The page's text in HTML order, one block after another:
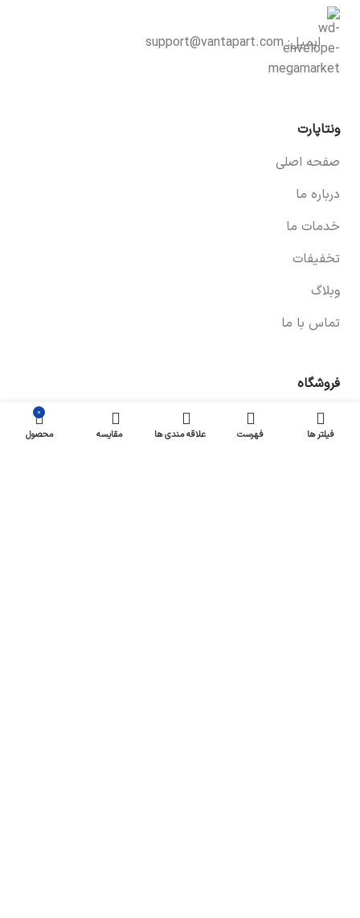
ایمیل:support@vantapart.com
ونتاپارت
صفحه اصلی
درباره ما
خدمات ما
تخفیفات
وبلاگ
تماس با ما
فروشگاه
صفحه فروشگاه
فیلتر ها فهرست علاقه مندی ها مقایسه
۰
محصول